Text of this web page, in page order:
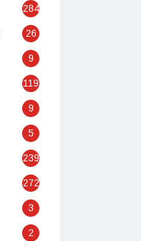
284
26
9
119
9
5
239
272
3
2